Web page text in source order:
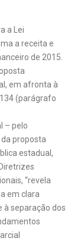
a Lei
a receita e
de 2015.
em afronta à
(parágrafo
– pelo
proposta
estadual,
“revela
em clara
à separação dos